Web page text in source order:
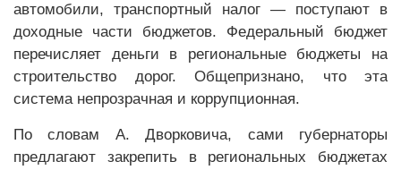
автомобили, транспортный налог — поступают в
доходные части бюджетов. Федеральный бюджет
перечисляет деньги в региональные бюджеты на
строительство дорог. Общепризнано, что эта
система непрозрачная и коррупционная.
По словам А. Дворковича, сами губернаторы
предлагают закрепить в региональных бюджетах